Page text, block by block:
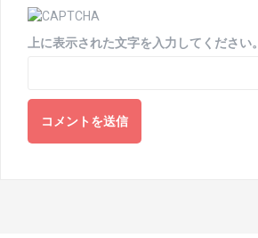
上に表示された文字を入力してください。